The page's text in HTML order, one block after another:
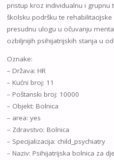
pristup kroz individualnu i grupnu
školsku podršku te
presudnu ulogu u očuvanju
ozbiljnijih psihijatrijskih stanja u
Oznake:
– Država: HR
– Kućni broj: 11
– Poštanski broj: 10000
– Objekt: Bolnica
– area: yes
– Zdravstvo: Bolnica
– Specijalizacija: child_psychiatry
– Naziv: Psihijatrijska bolnica za